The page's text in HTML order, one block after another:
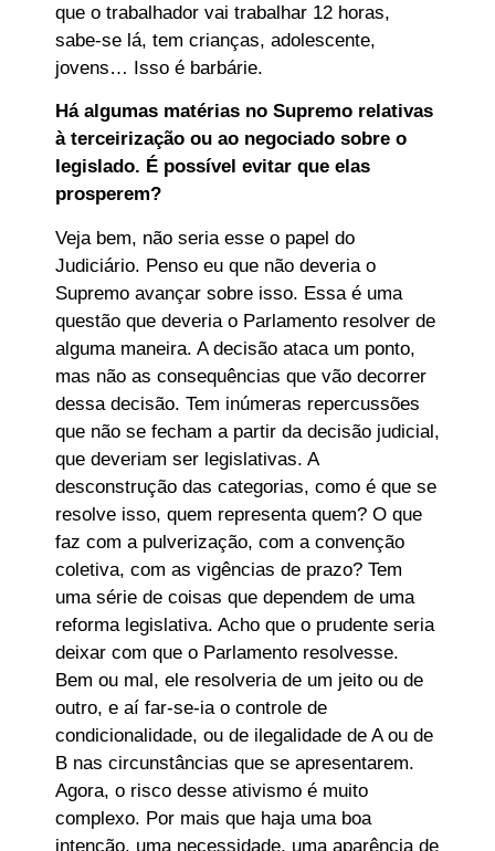
que o trabalhador vai trabalhar 12 horas,
sabe-se lá, tem crianças, adolescente,
jovens… Isso é barbárie.
Há algumas matérias no Supremo relativas
à terceirização ou ao negociado sobre o
legislado. É possível evitar que elas
prosperem?
Veja bem, não seria esse o papel do
Judiciário. Penso eu que não deveria o
Supremo avançar sobre isso. Essa é uma
questão que deveria o Parlamento resolver de
alguma maneira. A decisão ataca um ponto,
mas não as consequências que vão decorrer
dessa decisão. Tem inúmeras repercussões
que não se fecham a partir da decisão judicial,
que deveriam ser legislativas. A
desconstrução das categorias, como é que se
resolve isso, quem representa quem? O que
faz com a pulverização, com a convenção
coletiva, com as vigências de prazo? Tem
uma série de coisas que dependem de uma
reforma legislativa. Acho que o prudente seria
deixar com que o Parlamento resolvesse.
Bem ou mal, ele resolveria de um jeito ou de
outro, e aí far-se-ia o controle de
condicionalidade, ou de ilegalidade de A ou de
B nas circunstâncias que se apresentarem.
Agora, o risco desse ativismo é muito
complexo. Por mais que haja uma boa
intenção, uma necessidade, uma aparência de